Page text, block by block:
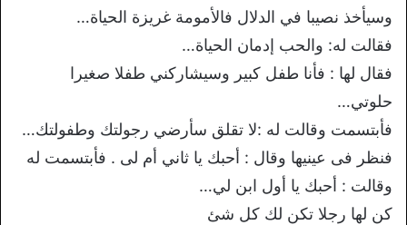
وسيأخذ نصيبا في الدلال فالأمومة غريزة الحياة…
فقالت له: والحب إدمان الحياة…
فقال لها : فأنا طفل كبير وسيشاركني طفلا صغيرا
حلوتي…
فأبتسمت وقالت له :لا تقلق سأرضي رجولتك وطفولتك…
فنظر فى عينيها وقال : أحبك يا ثاني أم لى . فأبتسمت له
وقالت : أحبك يا أول ابن لي…
كن لها رجلا تكن لك كل شئ